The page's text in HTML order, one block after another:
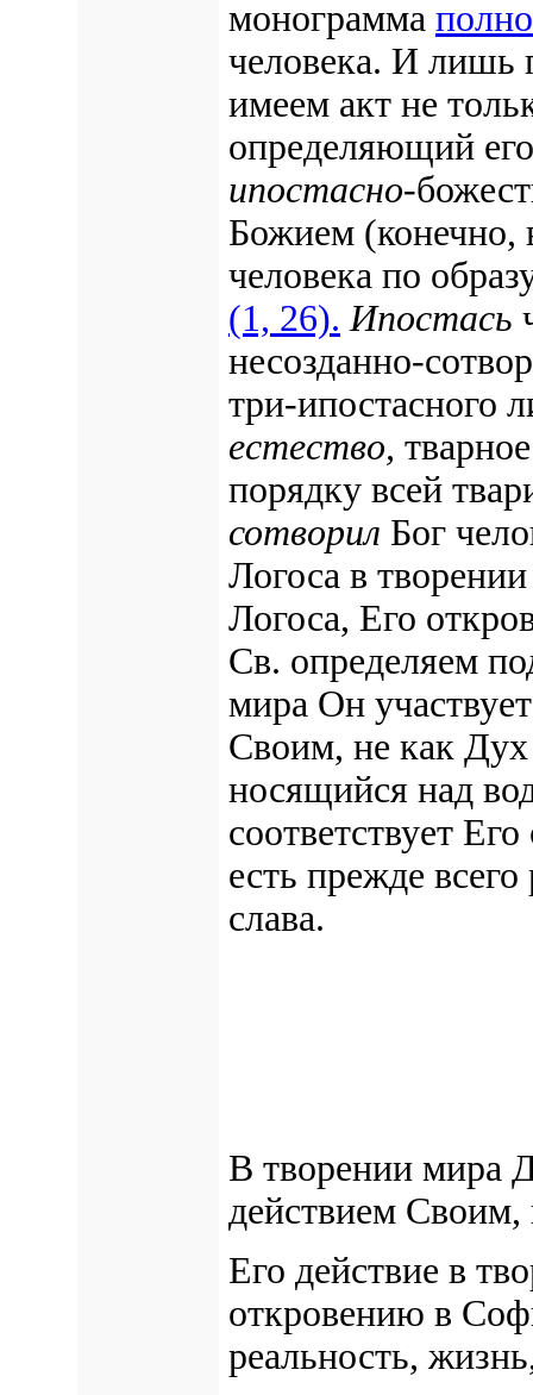
монограмма
человека. И лишь
имеем акт не
определяющий
ипостасно-
Божием
человека по
(1, 26). Ипостась
несозданно-
три-ипостасного
естество,
порядку всей
сотворил Бог
Логоса в
Логоса, Его
Св. определяем
мира Он
Своим, не как
носящийся над
соответствует
есть прежде
слава.
В творении мира
действием
Его действие в
откровению в
реальность,